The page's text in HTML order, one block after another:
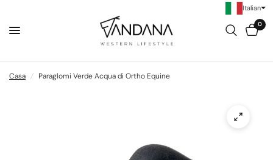
0
Casa / Paraglomi Verde Acqua di Ortho Equine
Italian